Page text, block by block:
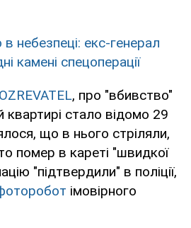
небезпеці: екс-генерал
камені спецоперації
, про "вбивство"
квартирі стало відомо 29
що в нього стріляли,
помер в кареті "швидкої
"підтвердили" в поліції,
імовірного